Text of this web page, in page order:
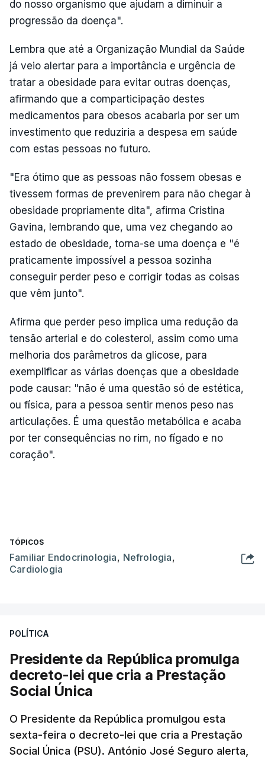
do nosso organismo que ajudam a diminuir a
progressão da doença".
Lembra que até a Organização Mundial da Saúde
já veio alertar para a importância e urgência de
tratar a obesidade para evitar outras doenças,
afirmando que a comparticipação destes
medicamentos para obesos acabaria por ser um
investimento que reduziria a despesa em saúde
com estas pessoas no futuro.
"Era ótimo que as pessoas não fossem obesas e
tivessem formas de prevenirem para não chegar à
obesidade propriamente dita", afirma Cristina
Gavina, lembrando que, uma vez chegando ao
estado de obesidade, torna-se uma doença e "é
praticamente impossível a pessoa sozinha
conseguir perder peso e corrigir todas as coisas
que vêm junto".
Afirma que perder peso implica uma redução da
tensão arterial e do colesterol, assim como uma
melhoria dos parâmetros da glicose, para
exemplificar as várias doenças que a obesidade
pode causar: "não é uma questão só de estética,
ou física, para a pessoa sentir menos peso nas
articulações. É uma questão metabólica e acaba
por ter consequências no rim, no fígado e no
coração".
TÓPICOS
Familiar Endocrinologia, Nefrologia,
Cardiologia
POLÍTICA
Presidente da República promulga
decreto-lei que cria a Prestação
Social Única
O Presidente da República promulgou esta
sexta-feira o decreto-lei que cria a Prestação
Social Única (PSU). António José Seguro alerta,